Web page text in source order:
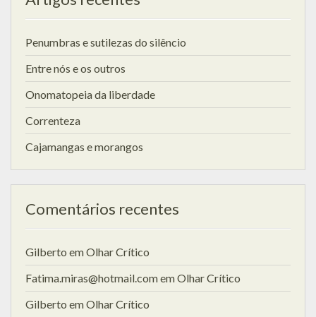
Penumbras e sutilezas do silêncio
Entre nós e os outros
Onomatopeia da liberdade
Correnteza
Cajamangas e morangos
Comentários recentes
Gilberto emOlhar Crítico
Fatima.miras@hotmail.comemOlhar Crítico
Gilberto emOlhar Crítico